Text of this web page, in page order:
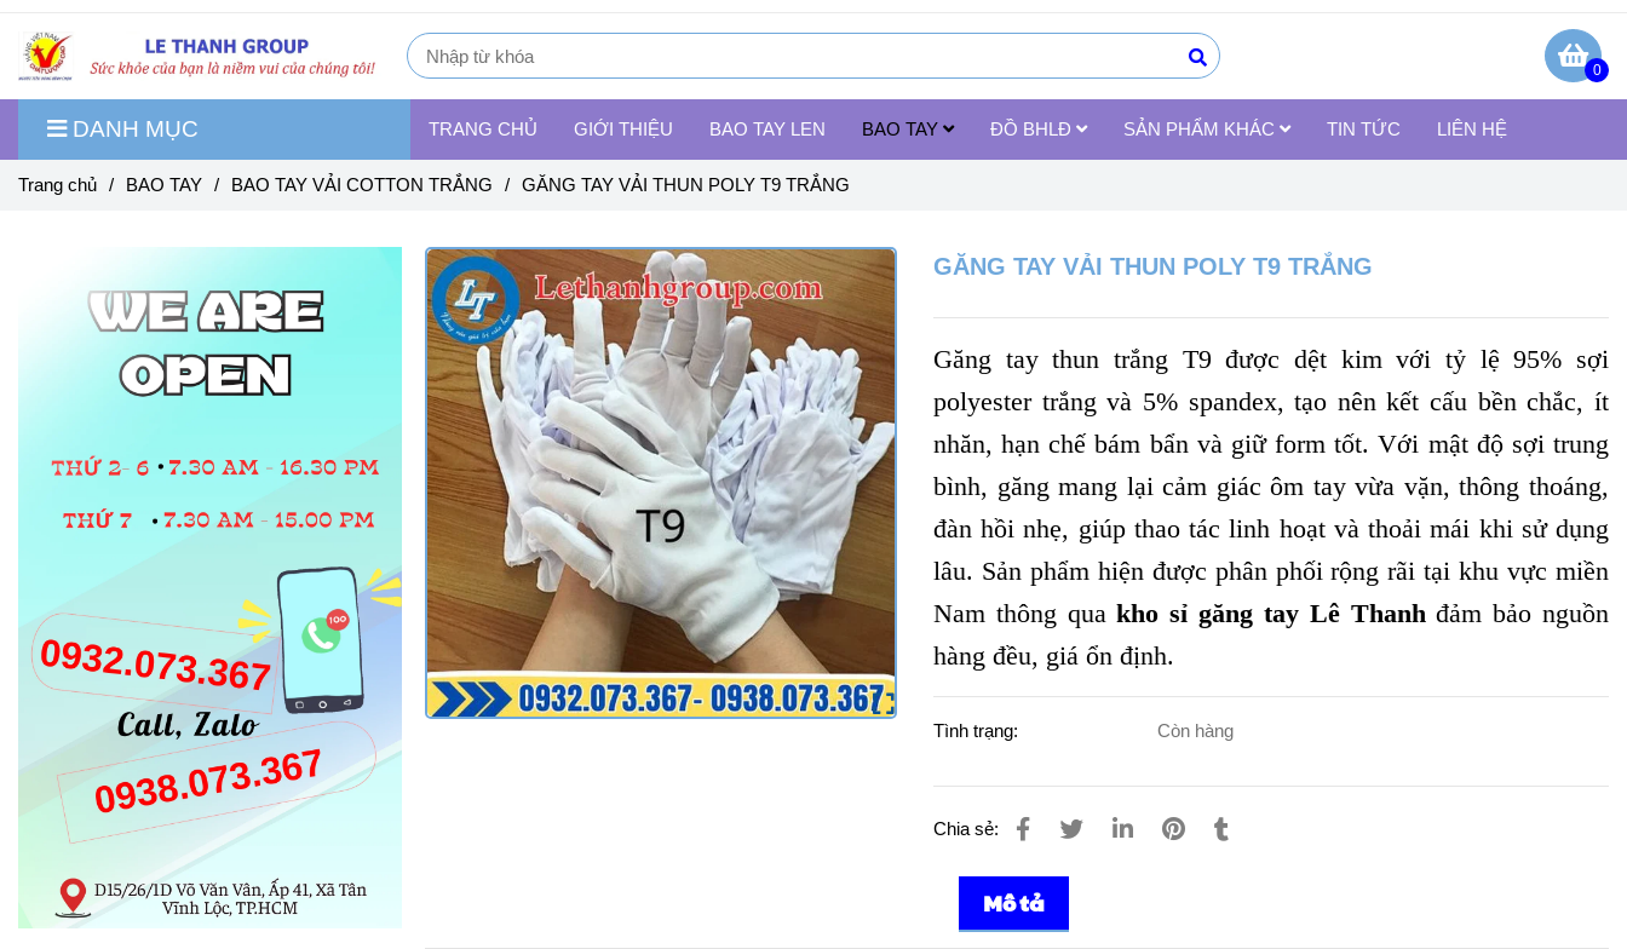
0
DANH MỤC TRANG CHỦ GIỚI THIỆU BAO TAY LEN BAO TAY ĐỒ BHLĐ SẢN PHẨM KHÁC TIN TỨC LIÊN HỆ
Trang chủ / BAO TAY / BAO TAY VẢI COTTON TRẮNG / GĂNG TAY VẢI THUN POLY T9 TRẮNG
GĂNG TAY VẢI THUN POLY T9 TRẮNG
Găng tay thun trắng T9 được dệt kim với tỷ lệ 95% sợi
polyester trắng và 5% spandex, tạo nên kết cấu bền chắc, ít
nhăn, hạn chế bám bẩn và giữ form tốt. Với mật độ sợi trung
bình, găng mang lại cảm giác ôm tay vừa vặn, thông thoáng,
đàn hồi nhẹ, giúp thao tác linh hoạt và thoải mái khi sử dụng
lâu. Sản phẩm hiện được phân phối rộng rãi tại khu vực miền
Nam thông quakho sỉ găng tay Lê Thanhđảm bảo nguồn
hàng đều, giá ổn định.
Tình trạng: Còn hàng
Chia sẻ:
Mô tả